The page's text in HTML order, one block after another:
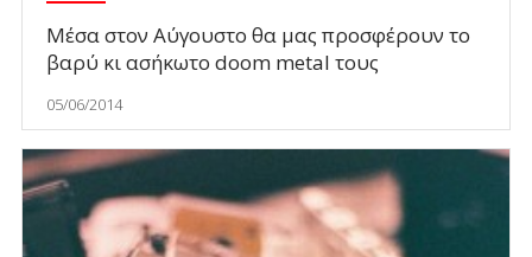
Μέσα στον Αύγουστο θα μας προσφέρουν το
βαρύ κι ασήκωτο doom metal τους
05/06/2014